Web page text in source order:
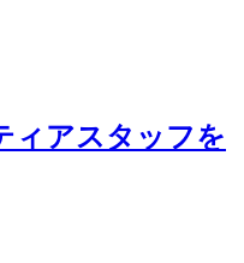
ィアスタッフを